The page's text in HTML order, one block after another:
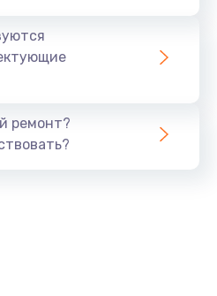
модуля
880 руб.
ремонт?